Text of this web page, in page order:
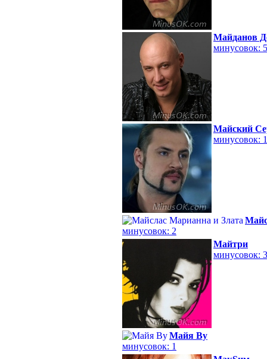
Майданов
минусовок: 5
Майский
минусовок: 1
минусовок: 2
Майтри
минусовок: 3
Майя Ву
минусовок: 1